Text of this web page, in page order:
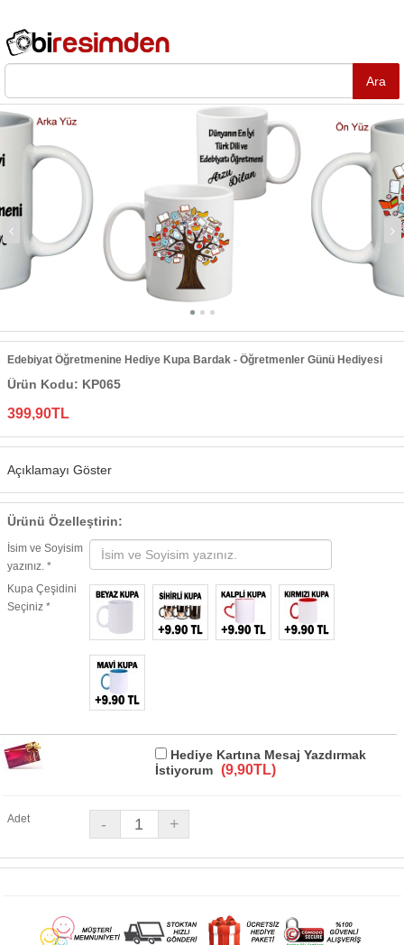
Edebiyat Öğretmenine Hediye Kupa Bardak - Öğretmenler Günü Hediyesi
Ürün Kodu: KP065
399,90TL
Açıklamayı Göster
Ürünü Özelleştirin:
İsim ve Soyisim
yazınız. *
Kupa Çeşidini
Seçiniz *
Hediye Kartına Mesaj Yazdırmak
İstiyorum (9,90TL)
Adet